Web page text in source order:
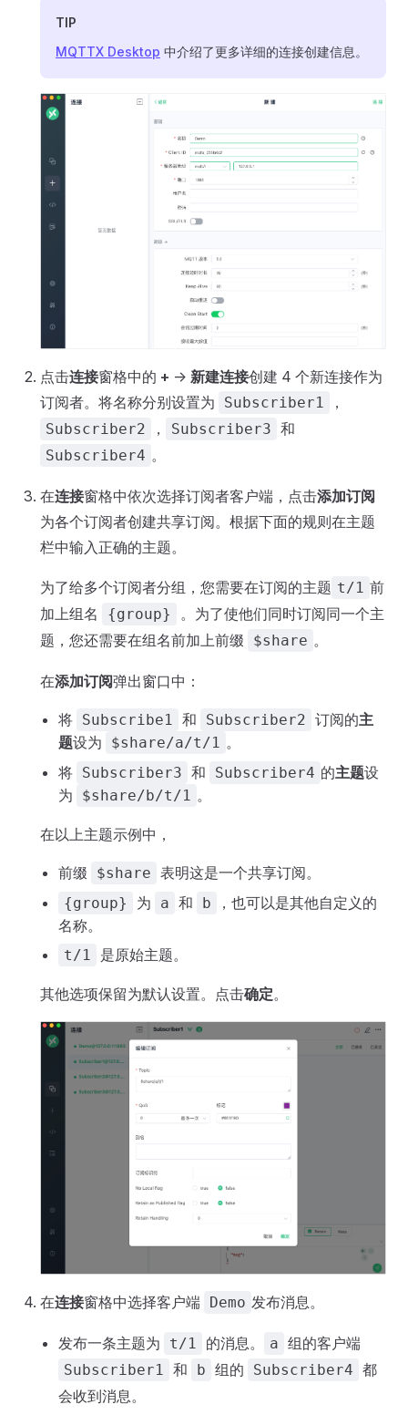
TIP
MQTTX Desktop 中介绍了更多详细的连接创建信息。
点击连接窗格中的 + -> 新建连接创建 4 个新连接作为
订阅者。将名称分别设置为
Subscriber1 ，
Subscriber2 ， Subscriber3 和
Subscriber4 。
在连接窗格中依次选择订阅者客户端，点击添加订阅
为各个订阅者创建共享订阅。根据下面的规则在主题
栏中输入正确的主题。
为了给多个订阅者分组，您需要在订阅的主题 t/1 前
加上组名
{group}
。为了使他们同时订阅同一个主
题，您还需要在组名前加上前缀
$share 。
在添加订阅弹出窗口中：
将 Subscribe1 和 Subscriber2 订阅的主
题设为 $share/a/t/1
。
将 Subscriber3 和 Subscriber4 的主题设
为
$share/b/t/1 。
在以上主题示例中，
前缀 $share 表明这是一个共享订阅。
{group} 为 a 和 b
，也可以是其他自定义的
名称。
t/1 是原始主题。
其他选项保留为默认设置。点击确定。
在连接窗格中选择客户端 Demo 发布消息。
发布一条主题为 t/1 的消息。 a 组的客户端
Subscriber1 和 b 组的 Subscriber4 都
会收到消息。